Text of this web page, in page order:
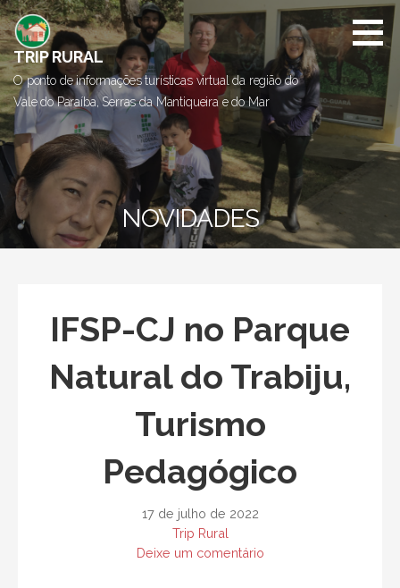
I
r
d
i
r
e
t
o
a
a
TRIP RURAL
O ponto de informações turísticas virtual da região do
Vale do Paraíba, Serras da Mantiqueira e do Mar
NOVIDADES
IFSP-CJ no Parque
Natural do Trabiju,
Turismo
Pedagógico
17 de julho de 2022
Trip Rural
Deixe um comentário